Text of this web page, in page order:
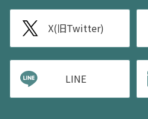
X(旧Twitter)
LINE